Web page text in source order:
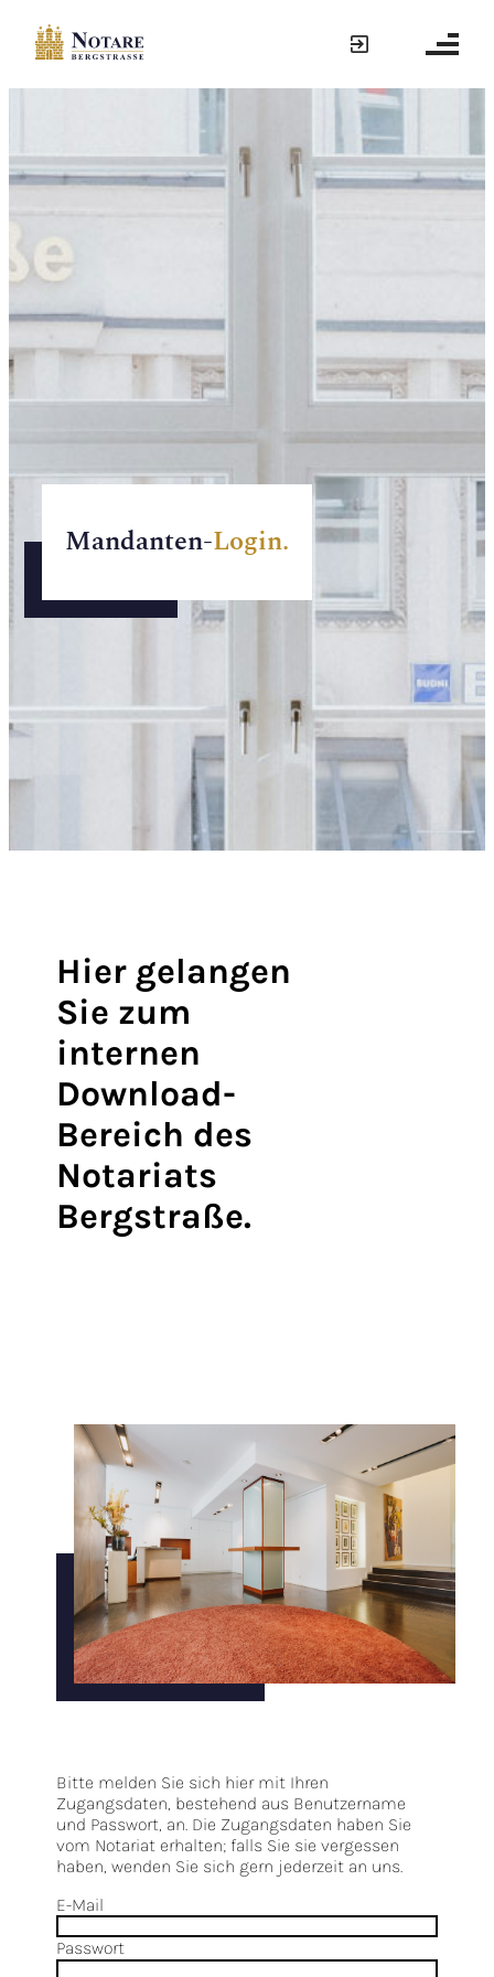
Mandanten-Login.
Hier gelangen
Sie zum
internen
Download-
Bereich des
Notariats
Bergstraße.
Bitte melden Sie sich hier mit Ihren
Zugangsdaten, bestehend aus Benutzername
und Passwort, an. Die Zugangsdaten haben Sie
vom Notariat erhalten; falls Sie sie vergessen
haben, wenden Sie sich gern jederzeit an uns.
E-Mail
Passwort